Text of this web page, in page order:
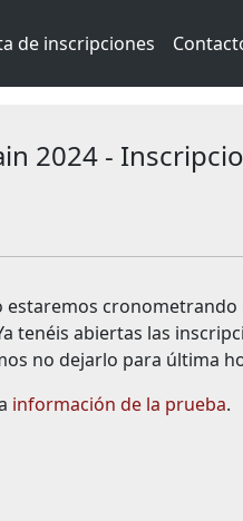
de inscripciones
2024 -
estaremos cronometrando
tenéis abiertas las
no dejarlo para última
información de la prueba.